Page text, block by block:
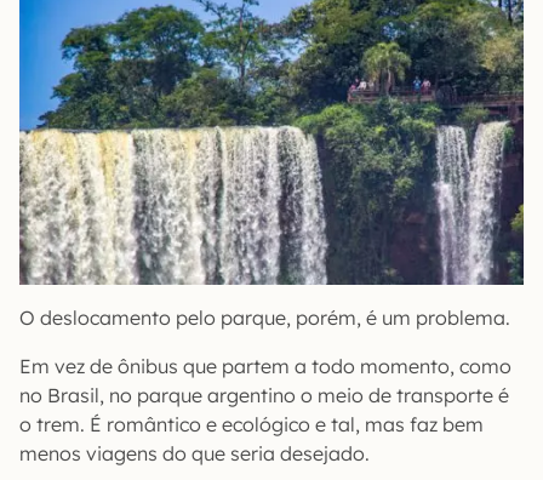
O deslocamento pelo parque, porém, é um problema.
Em vez de ônibus que partem a todo momento, como
no Brasil, no parque argentino o meio de transporte é
o trem. É romântico e ecológico e tal, mas faz bem
menos viagens do que seria desejado.